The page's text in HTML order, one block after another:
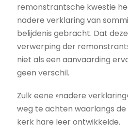
remonstrantsche kwestie
nadere verklaring van
belijdenis gebracht. Dat
verwerping der
niet als een aanvaarding
geen verschil.
Zulk eene »nadere
weg te achten waarlangs
kerk hare leer ontwikkelde.